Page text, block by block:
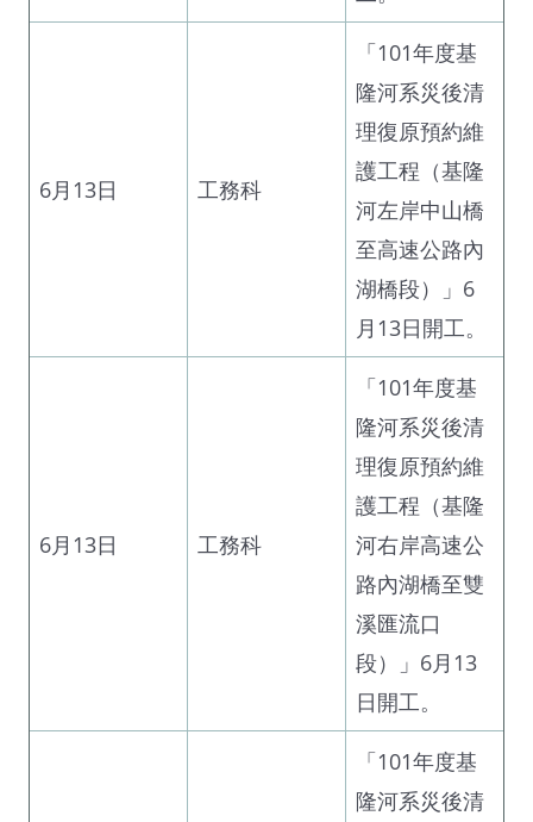
6月13日 工務科
「101年度基
隆河系災後清
理復原預約維
護工程（基隆
河左岸中山橋
至高速公路內
湖橋段）」6
月13日開工。
6月13日 工務科
「101年度基
隆河系災後清
理復原預約維
護工程（基隆
河右岸高速公
路內湖橋至雙
溪匯流口
段）」6月13
日開工。
「101年度基
隆河系災後清